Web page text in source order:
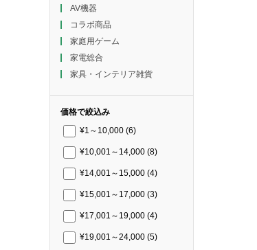
AV機器
コラボ商品
家庭用ゲーム
家電総合
家具・インテリア雑貨
価格で絞込み
¥1～10,000 (6)
¥10,001～14,000 (8)
¥14,001～15,000 (4)
¥15,001～17,000 (3)
¥17,001～19,000 (4)
¥19,001～24,000 (5)